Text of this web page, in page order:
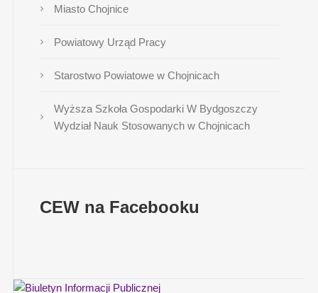
Miasto Chojnice
Powiatowy Urząd Pracy
Starostwo Powiatowe w Chojnicach
Wyższa Szkoła Gospodarki W Bydgoszczy
Wydział Nauk Stosowanych w Chojnicach
CEW na Facebooku